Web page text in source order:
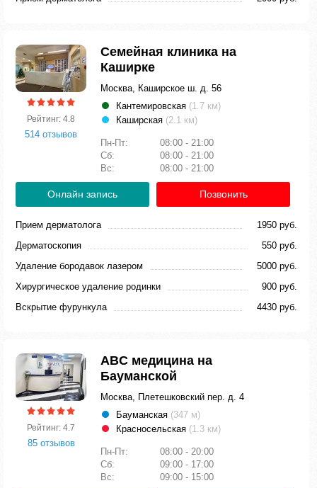
Рейтинг: 4.8
514 отзывов
Семейная клиника на
Каширке
Москва, Каширское ш. д. 56
Кантемировская (1.7 км)
Каширская (2.1 км)
Пн-Пт:
08:00 - 21:00
Сб:
08:00 - 21:00
Вс:
08:00 - 21:00
Онлайн запись Позвонить
Прием дерматолога
1950 руб.
Дерматоскопия
550 руб.
Удаление бородавок лазером
5000 руб.
Хирургическое удаление родинки
900 руб.
Вскрытие фурункула
4430 руб.
Рейтинг: 4.7
85 отзывов
ABC медицина на
Бауманской
Москва, Плетешковский пер. д. 4
Бауманская (347 м)
Красносельская (1.3 км)
Пн-Пт:
08:00 - 20:00
Сб:
09:00 - 17:00
Вс:
09:00 - 15:00